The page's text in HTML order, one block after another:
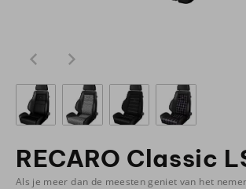
RECARO Classic
Als je meer dan de meesten geniet van het